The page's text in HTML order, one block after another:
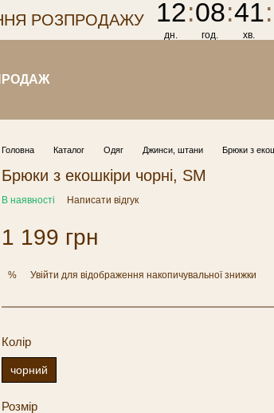
РОЗПРОДАЖУ 12:08:41:
дн. год. хв.
Головна Каталог Одяг Джинси, штани Брюки з
Брюки з екошкіри чорні, SM
В наявності Написати відгук
1 199 грн
% Увійти для відображення накопичувальної знижки
Колір
чорний
Розмір